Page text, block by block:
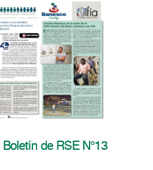
de RSE N°13